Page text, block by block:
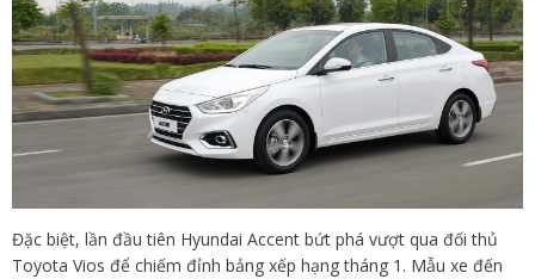
Đặc biệt, lần đầu tiên Hyundai Accent bứt phá vượt qua đối thủ
Toyota Vios để chiếm đỉnh bảng xếp hạng tháng 1. Mẫu xe đến